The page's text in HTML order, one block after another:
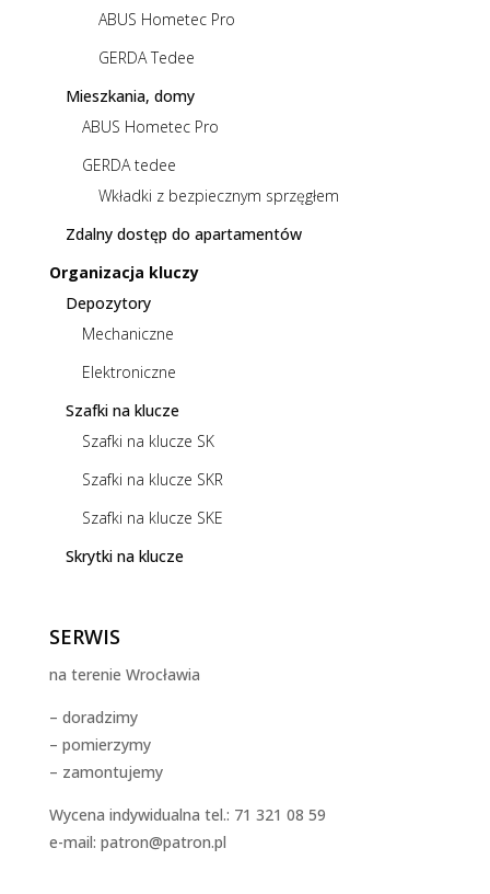
ABUS Hometec Pro
GERDA Tedee
Mieszkania, domy
ABUS Hometec Pro
GERDA tedee
Wkładki z bezpiecznym sprzęgłem
Zdalny dostęp do apartamentów
Organizacja kluczy
Depozytory
Mechaniczne
Elektroniczne
Szafki na klucze
Szafki na klucze SK
Szafki na klucze SKR
Szafki na klucze SKE
Skrytki na klucze
SERWIS
na terenie Wrocławia
– doradzimy
– pomierzymy
– zamontujemy
Wycena indywidualna tel.: 71 321 08 59
e-mail: patron@patron.pl